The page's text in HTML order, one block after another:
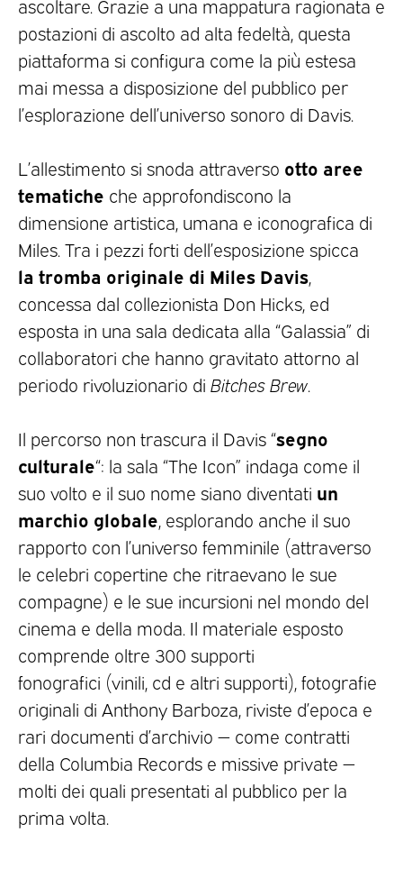
ascoltare. Grazie a una mappatura ragionata e
postazioni di ascolto ad alta fedeltà, questa
piattaforma si configura come la più estesa
mai messa a disposizione del pubblico per
l’esplorazione dell’universo sonoro di Davis.
L’allestimento si snoda attraverso otto aree
tematiche che approfondiscono la
dimensione artistica, umana e iconografica di
Miles. Tra i pezzi forti dell’esposizione spicca
la tromba originale di Miles Davis,
concessa dal collezionista Don Hicks, ed
esposta in una sala dedicata alla “Galassia” di
collaboratori che hanno gravitato attorno al
periodo rivoluzionario di Bitches Brew.
Il percorso non trascura il Davis “segno
culturale“: la sala “The Icon” indaga come il
suo volto e il suo nome siano diventati un
marchio globale, esplorando anche il suo
rapporto con l’universo femminile (attraverso
le celebri copertine che ritraevano le sue
compagne) e le sue incursioni nel mondo del
cinema e della moda. Il materiale esposto
comprende oltre 300 supporti
fonografici (vinili, cd e altri supporti), fotografie
originali di Anthony Barboza, riviste d’epoca e
rari documenti d’archivio — come contratti
della Columbia Records e missive private —
molti dei quali presentati al pubblico per la
prima volta.